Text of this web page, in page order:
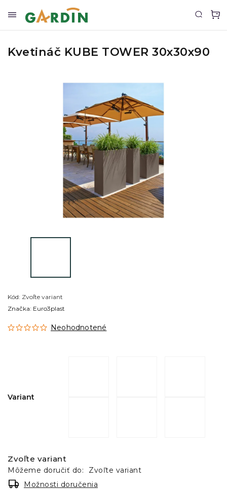
Kvetináč KUBE TOWER 30x30x90
Kód: Zvoľte variant
Neohodnotené
Značka: Euro3plast
Variant
Zvoľte variant
Môžeme doručiť do:
Zvoľte variant
Možnosti doručenia